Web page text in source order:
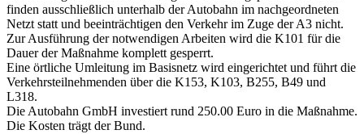
finden ausschließlich unterhalb der Autobahn im nachgeordneten
Netzt statt und beeinträchtigen den Verkehr im Zuge der A3 nicht.
Zur Ausführung der notwendigen Arbeiten wird die K101 für die
Dauer der Maßnahme komplett gesperrt.
Eine örtliche Umleitung im Basisnetz wird eingerichtet und führt die
Verkehrsteilnehmenden über die K153, K103, B255, B49 und
L318.
Die Autobahn GmbH investiert rund 250.00 Euro in die Maßnahme.
Die Kosten trägt der Bund.